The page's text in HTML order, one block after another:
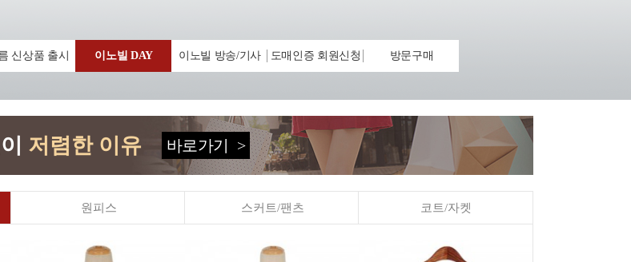
신상품 출시 이노빌 DAY 이노빌 방송/기사 도매인증 회원신청 방문구매
저렴한 이유 바로가기 >
원피스 스커트/팬츠 코트/자켓